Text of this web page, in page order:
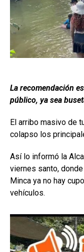
La recomendación
público, ya sea
El arribo masivo de
colapso los
Así lo informó la
viernes santo,
Minca ya no hay
vehículos.